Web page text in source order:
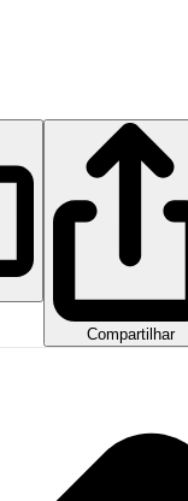
Compartilhar